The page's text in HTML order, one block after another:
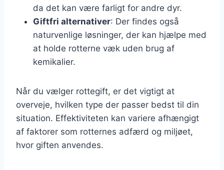
da det kan være farligt for andre dyr.
Giftfri alternativer: Der findes også
naturvenlige løsninger, der kan hjælpe med
at holde rotterne væk uden brug af
kemikalier.
Når du vælger rottegift, er det vigtigt at
overveje, hvilken type der passer bedst til din
situation. Effektiviteten kan variere afhængigt
af faktorer som rotternes adfærd og miljøet,
hvor giften anvendes.